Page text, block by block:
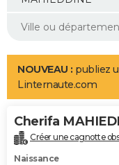
Mobiles
Meilleur smartphone
Internet
Ordinateurs
Jeux vidéo
Guide high-tech
Aménagement intérieur
LIFESTYLE
Art de vivre
Bien-être
Loisirs
Mode
Modes de vie
Alimentation
Guide de la santé
Maladies
Médicaments
Sommeil
VOYAGE
Destinations
City break
Voyage nature
Voyage de noces
Forum
Climat
+PHOTO
NOUVEAU : publiez
Linternaute.com
Cherifa
Créer une cagnotte
Naissance